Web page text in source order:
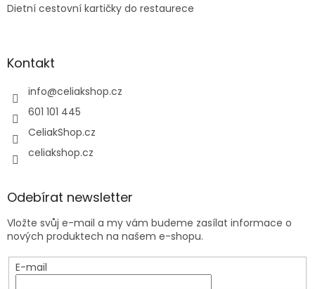
Dietní cestovní kartičky do restaurece
Kontakt
info@celiakshop.cz
601 101 445
CeliakShop.cz
celiakshop.cz
Odebírat newsletter
Vložte svůj e-mail a my vám budeme zasílat informace o
nových produktech na našem e-shopu.
E-mail